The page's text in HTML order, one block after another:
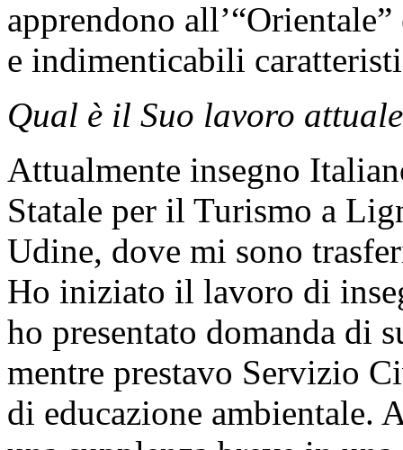
apprendono
e indimenticabili
Qual è il Suo lavoro
Attualmente insegno
Statale per il Turismo a
Udine, dove mi sono
Ho iniziato il lavoro di
ho presentato domanda di
mentre prestavo Servizio
di educazione ambientale.